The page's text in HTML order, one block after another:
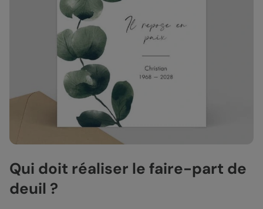
Qui doit réaliser le faire-part de
deuil ?